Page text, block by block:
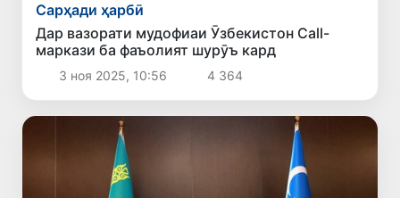
Сарҳади ҳарбӣ
Дар вазорати мудофиаи Ӯзбекистон Call-
маркази ба фаъолият шурӯъ кард
3 ноя 2025, 10:56 4 364